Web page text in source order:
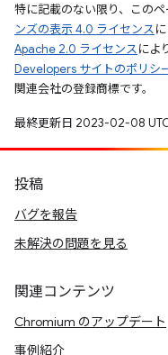
特に記載のない限り、この
ンズの表示 4.0 ライセンス
Apache 2.0 ライセンスによ
Developers サイトのポリシ
関連会社の登録商標です。
最終更新日 2023-02-08 UTC
投稿
バグを報告
未解決の問題を見る
関連コンテンツ
Chromium のアップデート
事例紹介